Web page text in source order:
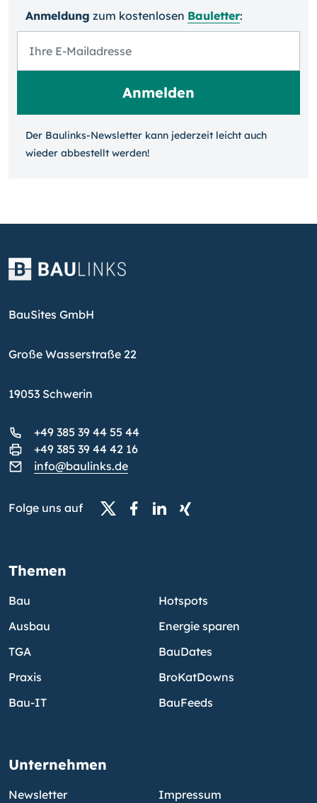
Anmeldung zum kosten­losen Bauletter:
Der Baulinks-Newsletter kann jeder­zeit leicht auch
wieder ab­bestellt werden!
BauSites GmbH
Große Wasserstraße 22
19053 Schwerin
+49 385 39 44 55 44
+49 385 39 44 42 16
info@baulinks.de
Folge uns auf
Themen
Bau
Ausbau
TGA
Praxis
Bau-IT
Hotspots
Energie sparen
BauDates
BroKatDowns
BauFeeds
Unternehmen
Newsletter
Impressum